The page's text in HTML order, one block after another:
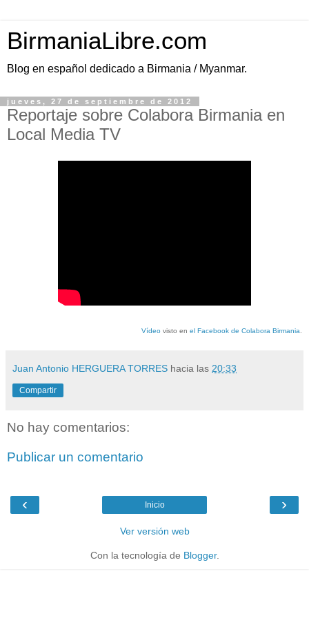
BirmaniaLibre.com
Blog en español dedicado a Birmania / Myanmar.
jueves, 27 de septiembre de 2012
Reportaje sobre Colabora Birmania en
Local Media TV
Vídeo visto en el Facebook de Colabora Birmania
Juan Antonio HERGUERA TORRES hacia las 20:33
Compartir
No hay comentarios:
Publicar un comentario
‹ ›
Inicio
Ver versión web
Con la tecnología de Blogger.